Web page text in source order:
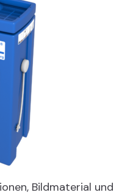
Bildmaterial und